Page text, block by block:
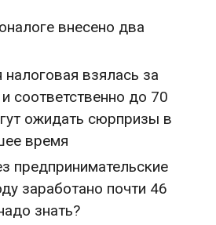
внесено два
взялась за
соответственно до 70
ожидать сюрпризы в
время
предпринимательские
заработано почти 46
знать?